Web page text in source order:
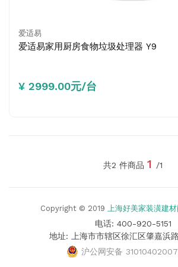
爱适易
爱适易家用厨房食物垃圾处理器 Y9
¥ 2999.00元/台
共2 件商品 1 /1
Copyright © 2019 上海好美家装潢建
电话: 400-920-5151
地址: 上海市市辖区徐汇区肇嘉浜
沪公网安备